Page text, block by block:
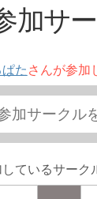
加サ
た さんが参加
ているサーク